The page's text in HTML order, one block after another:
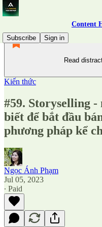
Content
Subscribe
Sign in
Read
Kiến thức
#59. Storyselling -
biết để bắt đầu
phương pháp kể
Ngọc Ánh Phạm
Jul 05, 2023
∙ Paid